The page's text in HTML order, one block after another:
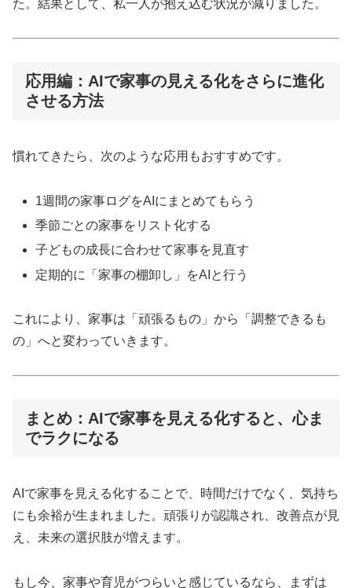
た。結果として、私一人が抱え込む状況が減りました。
応用編：AIで家事の見える化をさらに進化
させる方法
慣れてきたら、次のような応用もおすすめです。
1週間の家事ログをAIにまとめてもらう
季節ごとの家事をリスト化する
子どもの成長に合わせて家事を見直す
定期的に「家事の棚卸し」をAIと行う
これにより、家事は「頑張るもの」から「調整できるも
の」へと変わっていきます。
まとめ：AIで家事を見える化すると、心ま
でラクになる
AIで家事を見える化することで、時間だけでなく、気持ち
にも余裕が生まれました。頑張りが認識され、改善点が見
え、未来の選択肢が増えます。
もし今、家事や育児がつらいと感じているなら、まずは